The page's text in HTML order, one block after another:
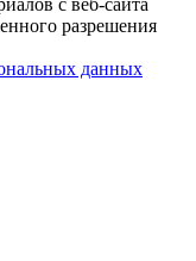
разрешения
данных